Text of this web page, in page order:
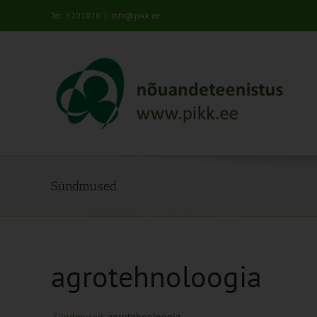
Tel: 5201078 | info@pikk.ee
Sündmused
agrotehnoloogia